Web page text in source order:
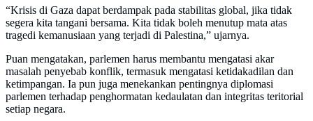
“Krisis di Gaza dapat berdampak pada stabilitas global, jika tidak
segera kita tangani bersama. Kita tidak boleh menutup mata atas
tragedi kemanusiaan yang terjadi di Palestina,” ujarnya.
Puan mengatakan, parlemen harus membantu mengatasi akar
masalah penyebab konflik, termasuk mengatasi ketidakadilan dan
ketimpangan. Ia pun juga menekankan pentingnya diplomasi
parlemen terhadap penghormatan kedaulatan dan integritas teritorial
setiap negara.